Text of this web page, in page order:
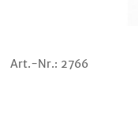
Art.-Nr.: 2766